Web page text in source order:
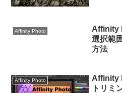
Affinity Photo
Affinity
選択範
方法
Affinity Photo
Affinity
トリミ